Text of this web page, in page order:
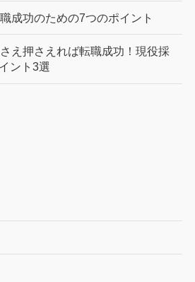
成功のための7つのポイント
え押さえれば転職成功！現役採
ント3選